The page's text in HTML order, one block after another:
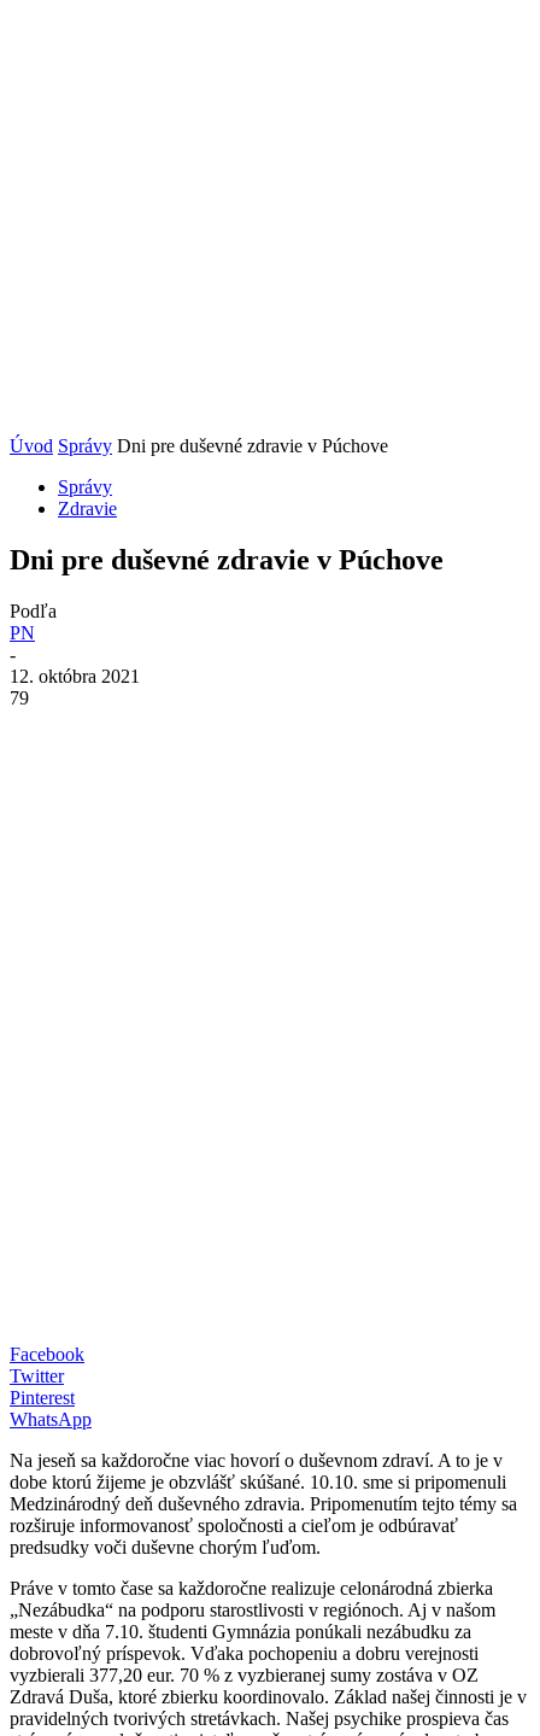
Úvod Správy Dni pre duševné zdravie v Púchove
Správy
Zdravie
Dni pre duševné zdravie v Púchove
Podľa
PN
-
12. októbra 2021
79
Facebook
Twitter
Pinterest
WhatsApp
Na jeseň sa každoročne viac hovorí o duševnom zdraví. A to je v
dobe ktorú žijeme je obzvlášť skúšané. 10.10. sme si pripomenuli
Medzinárodný deň duševného zdravia. Pripomenutím tejto témy sa
rozširuje informovanosť spoločnosti a cieľom je odbúravať
predsudky voči duševne chorým ľuďom.
Práve v tomto čase sa každoročne realizuje celonárodná zbierka
„Nezábudka“ na podporu starostlivosti v regiónoch. Aj v našom
meste v dňa 7.10. študenti Gymnázia ponúkali nezábudku za
dobrovoľný príspevok. Vďaka pochopeniu a dobru verejnosti
vyzbierali 377,20 eur. 70 % z vyzbieranej sumy zostáva v OZ
Zdravá Duša, ktoré zbierku koordinovalo. Základ našej činnosti je v
pravidelných tvorivých stretávkach. Našej psychike prospieva čas